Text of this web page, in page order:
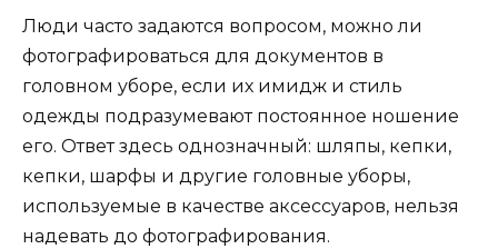
Люди часто задаются вопросом, можно ли
фотографироваться для документов в
головном уборе, если их имидж и стиль
одежды подразумевают постоянное ношение
его. Ответ здесь однозначный: шляпы, кепки,
кепки, шарфы и другие головные уборы,
используемые в качестве аксессуаров, нельзя
надевать до фотографирования.